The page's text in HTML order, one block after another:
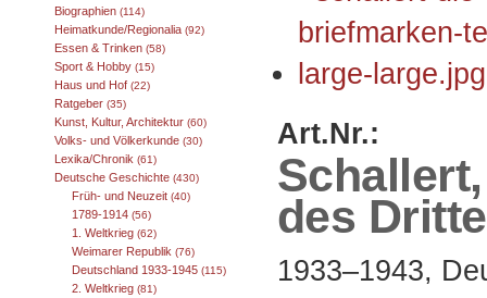
Biographien (114)
Heimatkunde/Regionalia (92)
Essen & Trinken (58)
Sport & Hobby (15)
Haus und Hof (22)
Ratgeber (35)
Kunst, Kultur, Architektur (60)
Volks- und Völkerkunde (30)
Lexika/Chronik (61)
Deutsche Geschichte (430)
Früh- und Neuzeit (40)
1789-1914 (56)
1. Weltkrieg (62)
Weimarer Republik (76)
Deutschland 1933-1945 (115)
2. Weltkrieg (81)
Art.Nr.:
des
1933–1943,